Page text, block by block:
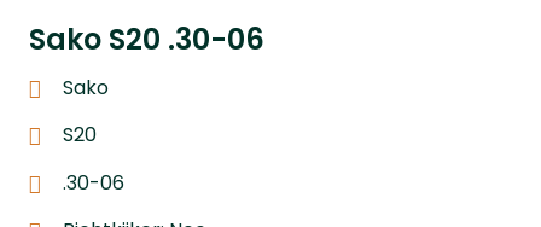
Sako S20 .30-06
Sako
S20
.30-06